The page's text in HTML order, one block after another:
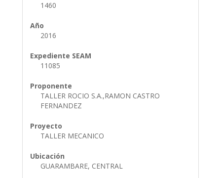
1460
Año
2016
Expediente SEAM
11085
Proponente
TALLER ROCIO S.A.,RAMON CASTRO
FERNANDEZ
Proyecto
TALLER MECANICO
Ubicación
GUARAMBARE, CENTRAL